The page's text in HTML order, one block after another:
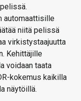
automaattisille
niitä pelissä
virkistystaajuutta
Kehittäjille
voidaan taata
kokemus kaikilla
näytöillä.